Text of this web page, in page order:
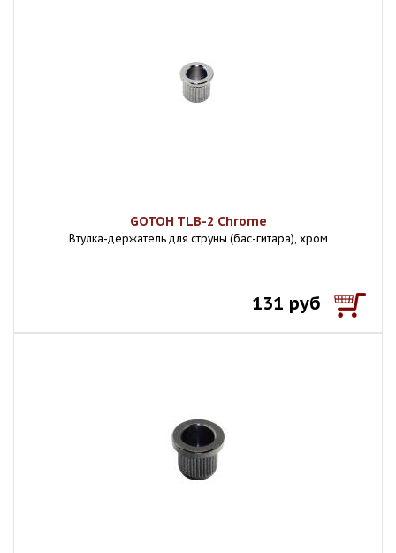
GOTOH TLB-2 Chrome
Втулка-держатель для струны (бас-гитара), хром
131 руб